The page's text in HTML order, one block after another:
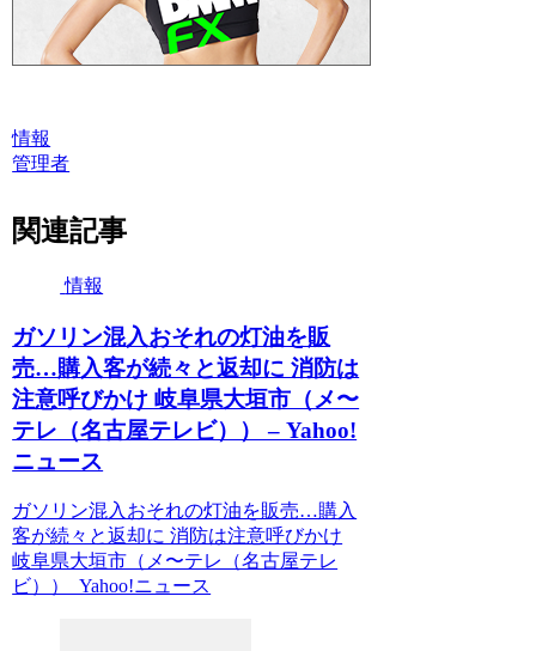
情報
管理者
関連記事
情報
ガソリン混入おそれの灯油を販
売…購入客が続々と返却に 消防は
注意呼びかけ 岐阜県大垣市（メ〜
テレ（名古屋テレビ）） – Yahoo!
ニュース
ガソリン混入おそれの灯油を販売…購入
客が続々と返却に 消防は注意呼びかけ
岐阜県大垣市（メ〜テレ（名古屋テレ
ビ）） Yahoo!ニュース